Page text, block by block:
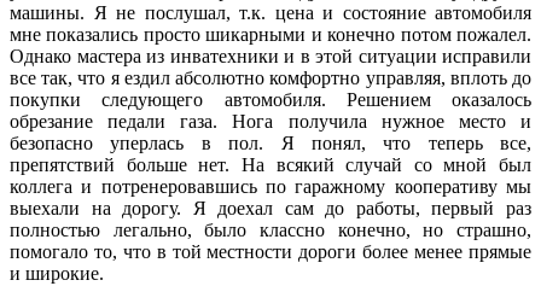
машины. Я не послушал, т.к. цена и состояние автомобиля
мне показались просто шикарными и конечно потом пожалел.
Однако мастера из инватехники и в этой ситуации исправили
все так, что я ездил абсолютно комфортно управляя, вплоть до
покупки следующего автомобиля. Решением оказалось
обрезание педали газа. Нога получила нужное место и
безопасно уперлась в пол. Я понял, что теперь все,
препятствий больше нет. На всякий случай со мной был
коллега и потренеровавшись по гаражному кооперативу мы
выехали на дорогу. Я доехал сам до работы, первый раз
полностью легально, было классно конечно, но страшно,
помогало то, что в той местности дороги более менее прямые
и широкие.